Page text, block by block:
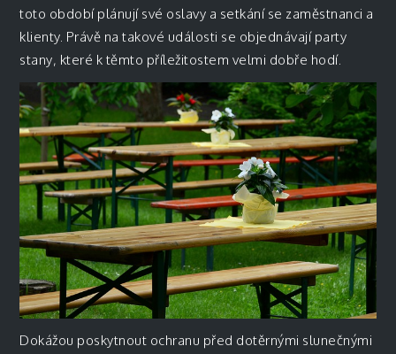
toto období plánují své oslavy a setkání se zaměstnanci a
klienty. Právě na takové události se objednávají party
stany, které k těmto příležitostem velmi dobře hodí.
Dokážou poskytnout ochranu před dotěrnými slunečnými